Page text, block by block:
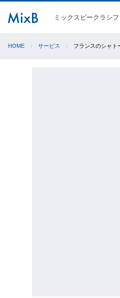
ミックスビークラシ
HOME サービス フランスのシャ